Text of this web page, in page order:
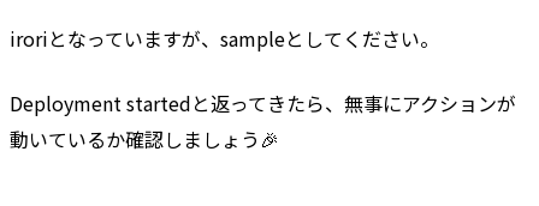
iroriとなっていますが、sampleとしてください。
Deployment startedと返ってきたら、無事にアクションが
動いているか確認しましょう🎉